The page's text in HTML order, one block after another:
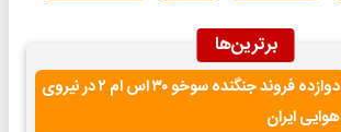
برترین‌ها
دوازده فروند جنگنده سوخو ۳۰ اس ام ۲ در نیروی
هوایی ایران